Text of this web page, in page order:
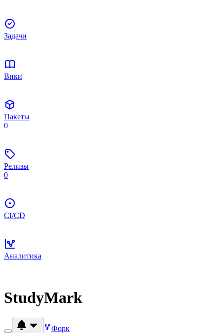
Задачи
Вики
Пакеты
0
Релизы
0
CI/CD
Аналитика
StudyMark
Форк